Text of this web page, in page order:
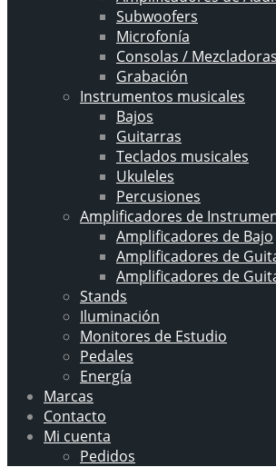
Subwoofers
Microfonía
Consolas / Mezcladoras
Grabación
Instrumentos musicales
Bajos
Guitarras
Teclados musicales
Ukuleles
Percusiones
Amplificadores de
Amplificadores de Bajo
Amplificadores de
Amplificadores de
Stands
Iluminación
Monitores de Estudio
Pedales
Energía
Marcas
Contacto
Mi cuenta
Pedidos